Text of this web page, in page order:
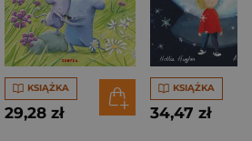
KSIĄŻKA
29,28 zł
KSIĄŻKA
34,47 zł